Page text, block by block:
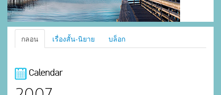
กลอน เรื่องสั้น-นิยาย บล็อก
Calendar